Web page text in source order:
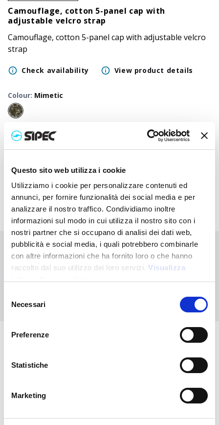
Questo sito web utilizza i cookie
Utilizziamo i cookie per personalizzare contenuti ed
annunci, per fornire funzionalità dei social media e per
analizzare il nostro traffico. Condividiamo inoltre
informazioni sul modo in cui utilizza il nostro sito con i
nostri partner che si occupano di analisi dei dati web,
pubblicità e social media, i quali potrebbero combinarle
con altre informazioni che ha fornito loro o che hanno
raccolto dal suo utilizzo dei loro servizi. Visualizza
delNecessari
Preferenze
Statistiche
Marketing
Camouflage, cotton 5-panel cap with
adjustable velcro strap
Camouflage, cotton 5-panel cap with adjustable velcro
strap
Check availability View product details
Colour: Mimetic
50 500+ 1000+ 2500
2,750€ 2,750€ 2,750€ 2,750€ 2,750€ 2,750€
Printed
price
3,833€ 3,780€ 3,728€
Didn't find what you're looking for?
Contact us for assistance or request your customised order
You might also be interested in